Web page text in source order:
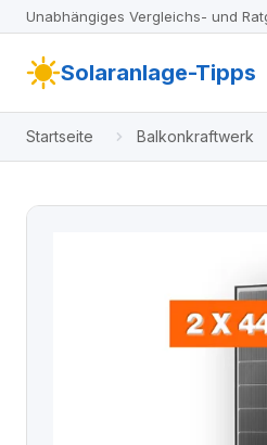
Unabhängiges Vergleichs- und
Solaranlage-Tipps
Startseite Balkonkraftwerk